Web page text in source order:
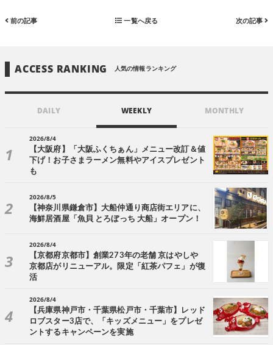
前の記事 一覧へ戻る 次の記事
ACCESS RANKING 人気の情報ランキング
DAILY WEEKLY MONTHLY
2026/8/4
【大阪府】「大阪ふくちぁん」メニュー改訂＆値
下げ！お子さまラーメン無料やアイスプレゼント
も
2026/8/5
【神奈川県鎌倉市】大船仲通り商店街エリアに、
海鮮居酒屋「魚貝 とろぼっち 大船」オープン！
2026/8/4
【京都府京都市】創業273年の老舗 京はやしや
京都店がリニューアル。限定「紅茶パフェ」が復
活
2026/8/4
【兵庫県神戸市・千葉県松戸市・千葉市】レッド
ロブスター3店で、「キッズメニュー」をプレゼ
ントするキャンペーンを実施